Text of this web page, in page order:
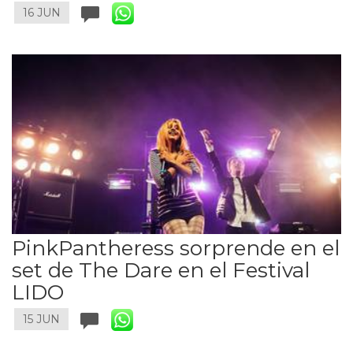
16 JUN
PinkPantheress sorprende en el
set de The Dare en el Festival
LIDO
15 JUN